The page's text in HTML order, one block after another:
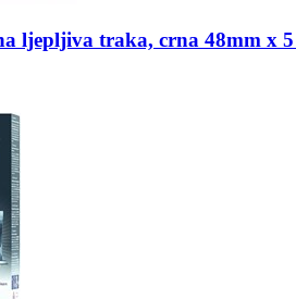
ljepljiva traka, crna 48mm x